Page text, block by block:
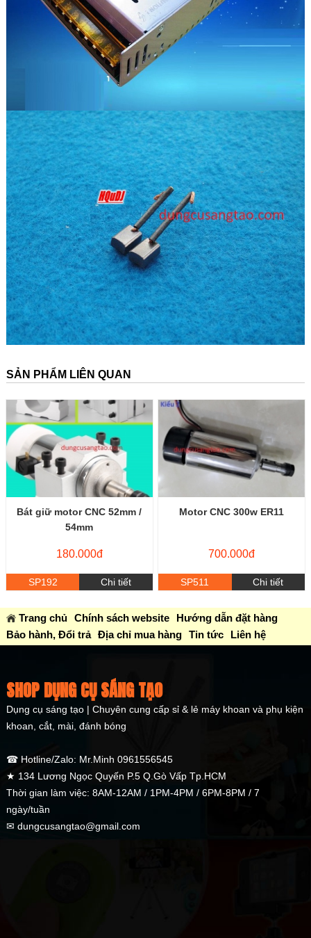
SẢN PHẨM LIÊN QUAN
Bát giữ motor CNC 52mm /
54mm
180.000đ
SP192 Chi tiết
Motor CNC 300w ER11
700.000đ
SP511 Chi tiết
Trang chủ Chính sách website
Hướng dẫn đặt hàng
Bảo hành, Đổi trả Địa chỉ mua hàng Tin tức Liên hệ
SHOP DỤNG CỤ SÁNG TẠO
Dụng cụ sáng tạo | Chuyên cung cấp sỉ & lẻ máy khoan và phụ kiện
khoan, cắt, mài, đánh bóng
☎ Hotline/Zalo: Mr.Minh 0961556545
★ 134 Lương Ngọc Quyến P.5 Q.Gò Vấp Tp.HCM
Thời gian làm việc: 8AM-12AM / 1PM-4PM / 6PM-8PM / 7
ngày/tuần
✉ dungcusangtao@gmail.com